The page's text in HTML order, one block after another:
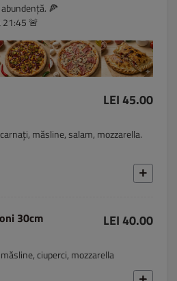
🍕
🚨
LEI 45.00
măsline, salam, mozzarella.
30cm LEI 40.00
ciuperci, mozzarella